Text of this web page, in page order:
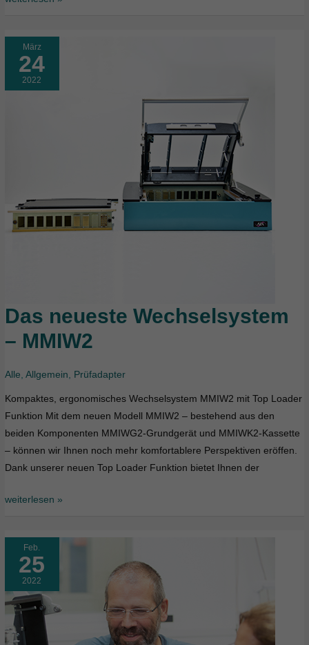
März
24
2022
Das neueste Wechselsystem
– MMIW2
Alle ,Allgemein Prüfadapter
Kompaktes, ergonomisches Wechselsystem MMIW2 mit Top Loader
Funktion Mit dem neuen Modell MMIW2 – bestehend aus den
beiden Komponenten MMIWG2-Grundgerät und MMIWK2-Kassette
– können wir Ihnen noch mehr komfortablere Perspektiven eröffen.
Dank unserer neuen Top Loader Funktion bietet Ihnen der
Das
Wechselsystem
MMIW2
weiterlesen »
Feb.
25
2022